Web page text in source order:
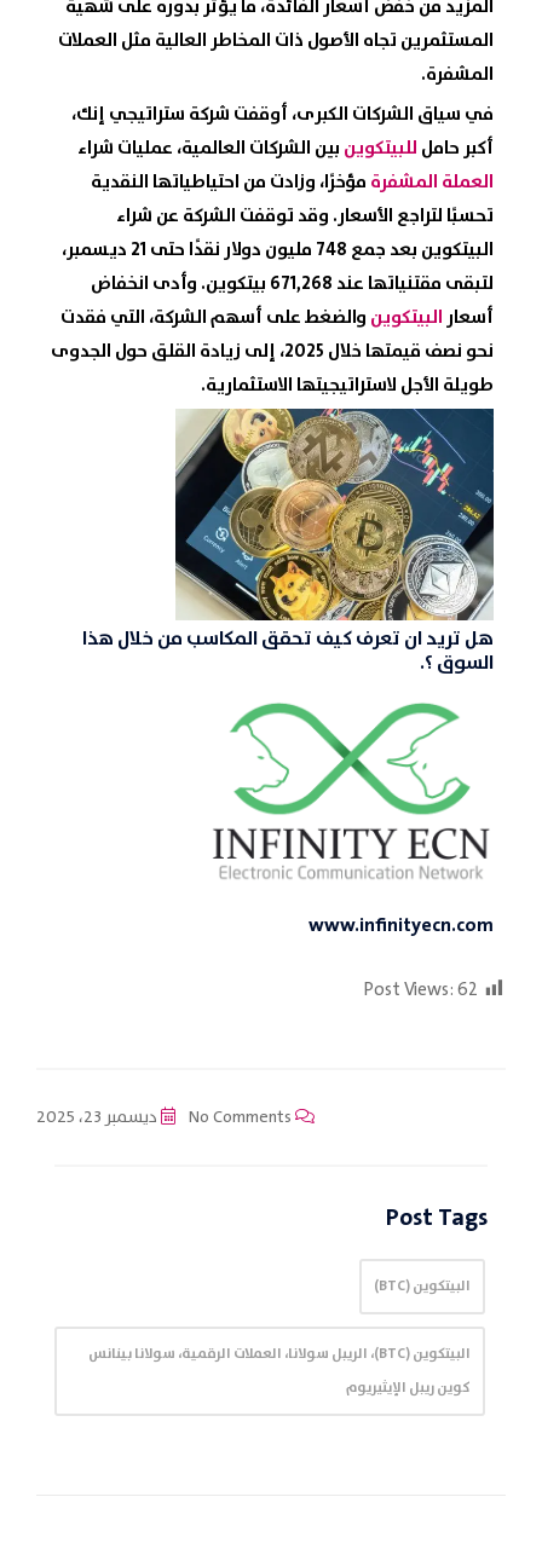
المزيد من خفض أسعار الفائدة، ما يؤثر بدوره على شهية
المستثمرين تجاه الأصول ذات المخاطر العالية مثل العملات
المشفرة.
في سياق الشركات الكبرى، أوقفت شركة ستراتيجي إنك،
أكبر حامل للبيتكوين بين الشركات العالمية، عمليات شراء
العملة المشفرة مؤخرًا، وزادت من احتياطياتها النقدية
تحسبًا لتراجع الأسعار. وقد توقفت الشركة عن شراء
البيتكوين بعد جمع 748 مليون دولار نقدًا حتى 21 ديسمبر،
لتبقى مقتنياتها عند 671,268 بيتكوين. وأدى انخفاض
أسعارالبيتكوين والضغط على أسهم الشركة، التي فقدت
نحو نصف قيمتها خلال 2025، إلى زيادة القلق حول الجدوى
طويلة الأجل لاستراتيجيتها الاستثمارية.
هل تريد ان تعرف كيف تحقق المكاسب من خلال هذا
السوق ؟.
www.infinityecn.com
Post Views:62
ديسمبر 23، 2025
Post Tags
البيتكوين (BTC)
البيتكوين (BTC)، الريبل سولانا، العملات الرقمية، سولانا بينانس
كوين ريبل الإيثيريوم